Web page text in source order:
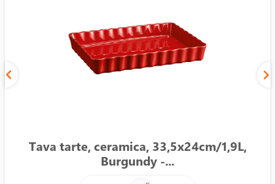
Tava tarte, ceramica, 33,5x24cm/1,9L,
Burgundy -...